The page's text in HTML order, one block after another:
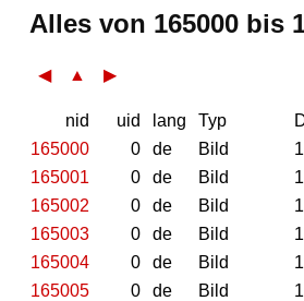
Alles von 165000 bis
◀ ▲ ▶
nid uid lang Typ
165000
0 de Bild
165001
0 de Bild
165002
0 de Bild
165003
0 de Bild
165004
0 de Bild
165005
0 de Bild